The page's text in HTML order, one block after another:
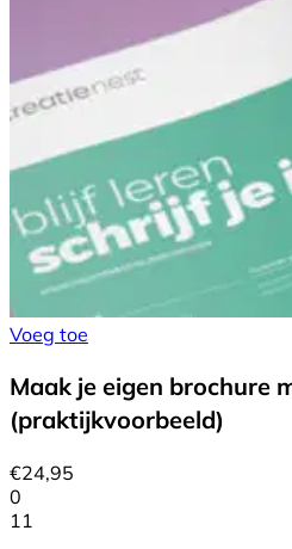
Voeg toe
Maak je eigen brochure
(praktijkvoorbeeld)
€24,95
0
11